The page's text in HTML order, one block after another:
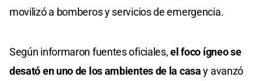
movilizó a bomberos y servicios de emergencia.
Según informaron fuentes oficiales,el foco ígneo se
desató en uno de los ambientes de la casay avanzó